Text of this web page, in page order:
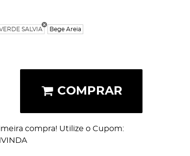
SALVIA Bege Areia
COMPRAR
compra! Utilize o Cupom: